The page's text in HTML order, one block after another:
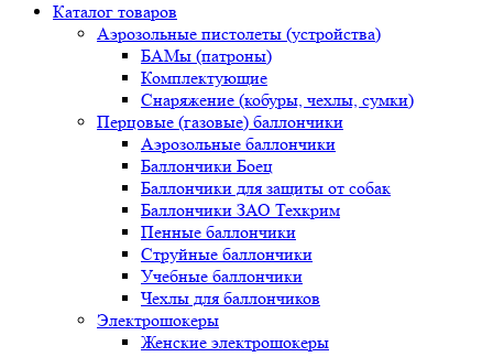
Каталог товаров
Аэрозольные пистолеты (устройства)
БАМы (патроны)
Комплектующие
Снаряжение (кобуры, чехлы, сумки)
Перцовые (газовые) баллончики
Аэрозольные баллончики
Баллончики Боец
Баллончики для защиты от собак
Баллончики ЗАО Техкрим
Пенные баллончики
Струйные баллончики
Учебные баллончики
Чехлы для баллончиков
Электрошокеры
Женские электрошокеры